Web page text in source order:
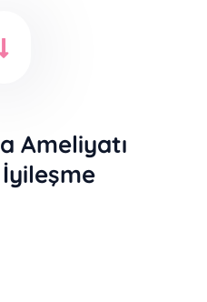
Ameliyatı
İyileşme